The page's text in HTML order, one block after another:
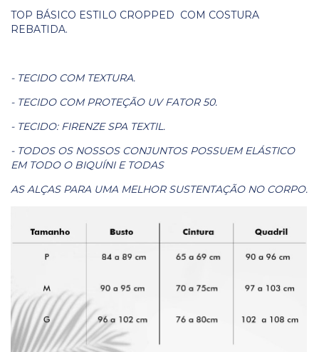
TOP BÁSICO ESTILO CROPPED COM COSTURA
REBATIDA.
- TECIDO COM TEXTURA.
- TECIDO COM PROTEÇÃO UV FATOR 50.
- TECIDO: FIRENZE SPA TEXTIL.
- TODOS OS NOSSOS CONJUNTOS POSSUEM ELÁSTICO
EM TODO O BIQUÍNI E TODAS
AS ALÇAS PARA UMA MELHOR SUSTENTAÇÃO NO CORPO.